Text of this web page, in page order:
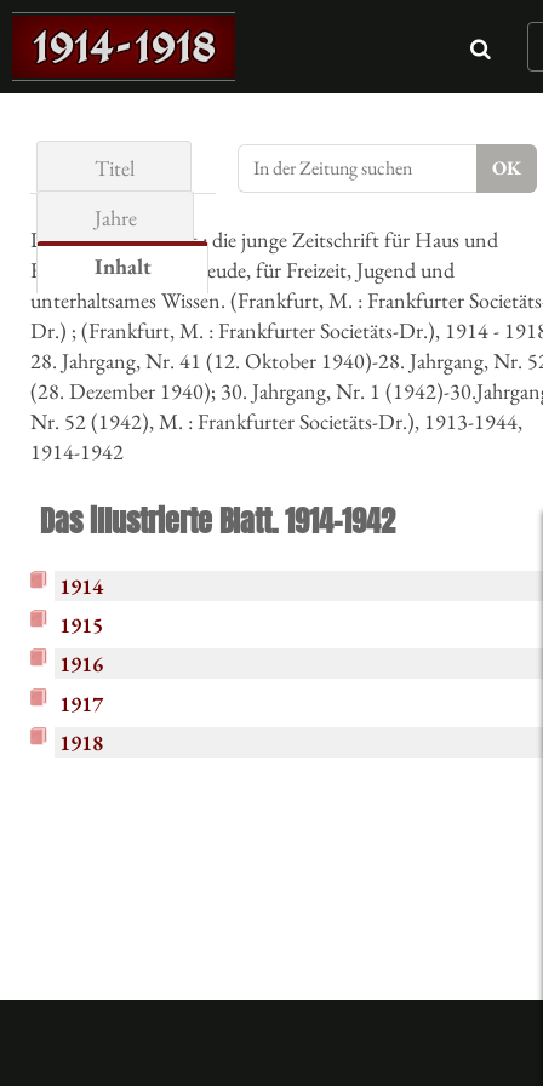
Titel
Jahre
Inhalt
Das illustrierte Blatt : die junge Zeitschrift für Haus und
Familie, behagliche Freude, für Freizeit, Jugend und
unterhaltsames Wissen. (Frankfurt, M. : Frankfurter
Dr.) ; (Frankfurt, M. : Frankfurter Societäts-Dr.), 1914 -
28. Jahrgang, Nr. 41 (12. Oktober 1940)-28. Jahrgang, Nr.
(28. Dezember 1940); 30. Jahrgang, Nr. 1 (1942)-
Nr. 52 (1942), M. : Frankfurter Societäts-Dr.), 1913-1944,
1914-1942
Das illustrierte Blatt. 1914-1942
1914
1915
1916
1917
1918